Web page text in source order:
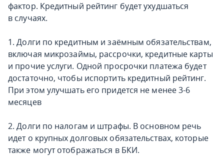
фактор. Кредитный рейтинг будет ухудшаться
в случаях.
1. Долги по кредитным и заёмным обязательствам,
включая микрозаймы, рассрочки, кредитные карты
и прочие услуги. Одной просрочки платежа будет
достаточно, чтобы испортить кредитный рейтинг.
При этом улучшать его придется не менее 3-6
месяцев
2. Долги по налогам и штрафы. В основном речь
идет о крупных долговых обязательствах, которые
также могут отображаться в БКИ.